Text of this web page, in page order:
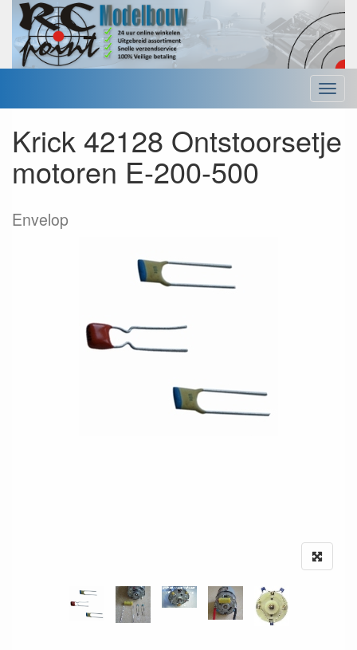
Menu
Krick 42128 Ontstoorsetje
motoren E-200-500
Envelop